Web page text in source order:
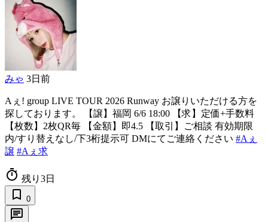
みゃ 3日前
Aぇ! group LIVE TOUR 2026 Runway お譲りいただける方を
探しております。 【譲】福岡 6/6 18:00 【求】定価+手数料
【枚数】2枚QR毎 【金額】即4.5 【取引】ご相談 有効期限
内/すり替えなし/下3桁提示可 DMにてご連絡ください #Aぇ
譲 #Aぇ求
timer 残り3日
bookmark_border 0
chat